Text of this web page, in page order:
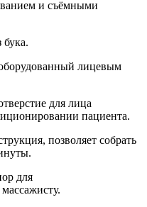
и съёмными
лицевым
для лица
пациента.
позволяет собрать
для